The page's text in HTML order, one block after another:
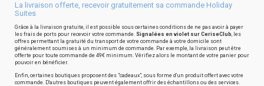
La livraison offerte, recevoir gratuitement sa commande Holiday
Suites
Grâce à la livraison gratuite, il est possible sous certaines conditions de ne pas avoir à payer
les frais de ports pour recevoir votre commande. Signalées en violet sur CeriseClub, les
offres permettant la gratuité du transport de votre commande à votre domicile sont
généralement soumises à un minimum de commande. Par exemple, la livraison peut être
offerte pour toute commande de 49€ minimum. Vérifiez alors le montant de votre panier pour
pouvoir en bénéficier.
Enfin, certaines boutiques proposent des "cadeaux", sous forme d'un produit offert avec votre
commande. D'autres boutiques peuvent également offrir des échantillons ou des services.